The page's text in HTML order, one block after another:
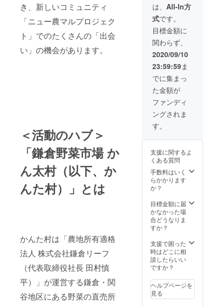
き、新しいコミュニティ
「ニュー農マルプロジェク
ト」でのたくさんの「出会
い」の機会があります。
＜活動のハブ＞
「鎌倉野菜市場 か
ん太村（以下、か
んた村）」とは
かんた村は「農地所有適格
法人 株式会社鎌倉リーフ
（代表取締役社長 田村慎
平）」が運営する鎌倉・関
谷地区にある野菜の直売所
は、 All-In方
式です。
目標金額に
関わらず、
2020/09/10
23:59:59ま
でに集まっ
た金額が
ファンディ
ングされま
す。
支援に関するよ
くある質問
手数料はいく
らかかります
か？
目標金額に届
かなかった場
合どうなりま
すか？
支援で困った
時はどこに相
談したらいい
ですか？
ヘルプページを
見る